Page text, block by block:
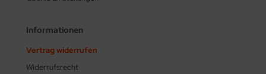
Informationen
Vertrag widerrufen
Widerrufsrecht